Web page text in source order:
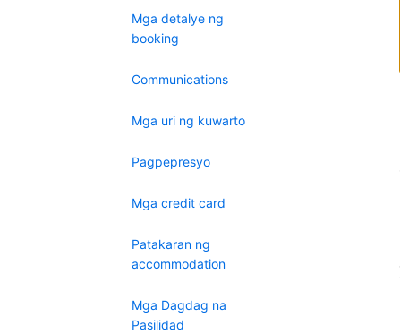
Mga detalye ng
booking
Communications
Mga uri ng kuwarto
Pagpepresyo
Mga credit card
Patakaran ng
accommodation
Mga Dagdag na
Pasilidad